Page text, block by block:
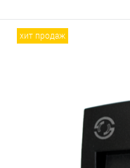
хит продаж